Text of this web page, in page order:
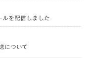
ルを配信しました
について